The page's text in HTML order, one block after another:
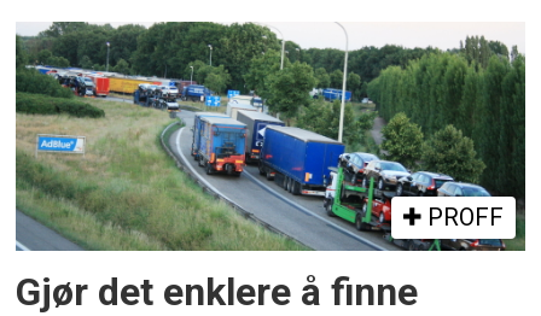
PROFF
Gjør det enklere å finne